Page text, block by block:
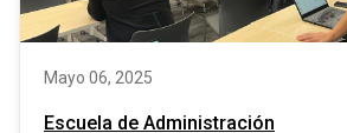
Mayo 06, 2025
Escuela de Administración